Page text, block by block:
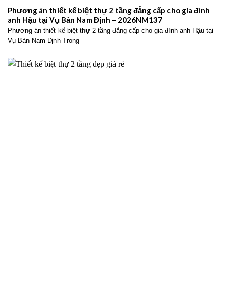
Phương án thiết kế biệt thự 2 tầng đẳng cấp cho gia đình
anh Hậu tại Vụ Bản Nam Định – 2026NM137
Phương án thiết kế biệt thự 2 tầng đẳng cấp cho gia đình anh Hậu tại
Vụ Bản Nam Định Trong